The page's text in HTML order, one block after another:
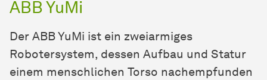
ABB YuMi
Der ABB YuMi ist ein zweiarmiges
Robotersystem, dessen Aufbau und Statur
einem menschlichen Torso nachempfunden